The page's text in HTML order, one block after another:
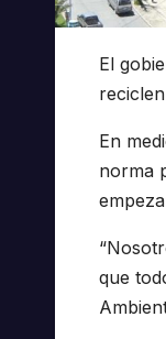
El
En
norma
que